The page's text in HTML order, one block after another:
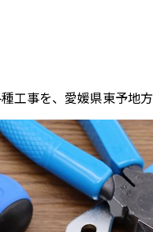
工事を、愛媛県東予地